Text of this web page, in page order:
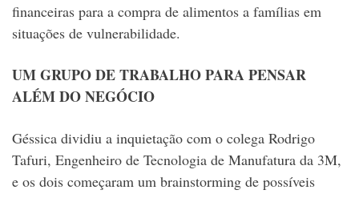
financeiras para a compra de alimentos a famílias em
situações de vulnerabilidade.
UM GRUPO DE TRABALHO PARA PENSAR
ALÉM DO NEGÓCIO
Géssica dividiu a inquietação com o colega Rodrigo
Tafuri, Engenheiro de Tecnologia de Manufatura da 3M,
e os dois começaram um brainstorming de possíveis